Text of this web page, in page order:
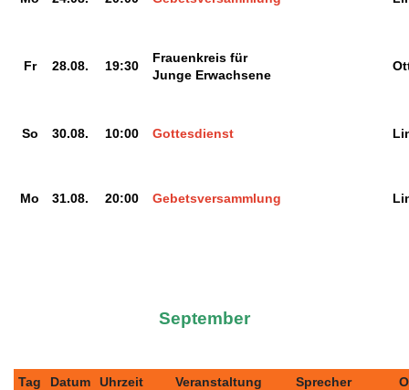
Fr 28.08. 19:30
Frauenkreis für
Junge Erwachsene
So 30.08. 10:00 Gottesdienst
Mo 31.08. 20:00 Gebetsversammlung
September
Tag Datum Uhrzeit Veranstaltung Sprecher